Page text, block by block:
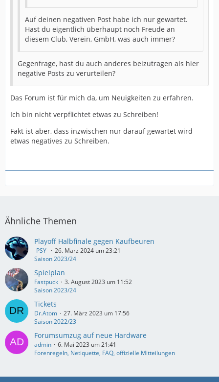
Auf deinen negativen Post habe ich nur gewartet.
Hast du eigentlich überhaupt noch Freude an
diesem Club, Verein, GmbH, was auch immer?
Gegenfrage, hast du auch anderes beizutragen als hier
negative Posts zu verurteilen?
Das Forum ist für mich da, um Neuigkeiten zu erfahren.
Ich bin nicht verpflichtet etwas zu Schreiben!
Fakt ist aber, dass inzwischen nur darauf gewartet wird
etwas negatives zu Schreiben.
Ähnliche Themen
Playoff Halbfinale gegen Kaufbeuren
-PSY-
26. März 2024 um 23:21
Saison 2023/24
Spielplan
Fastpuck
3. August 2023 um 11:52
Saison 2023/24
Tickets
Dr.Atom
27. März 2023 um 17:56
Saison 2022/23
Forumsumzug auf neue Hardware
admin
6. Mai 2023 um 21:41
Forenregeln, Netiquette, FAQ, offizielle Mitteilungen